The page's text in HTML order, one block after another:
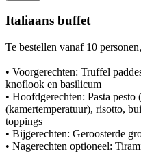
Italiaans buffet
Te bestellen vanaf 10
• Voorgerechten: Truffel
knoflook en basilicum
• Hoofdgerechten: Pasta
(kamertemperatuur), risotto,
toppings
• Bijgerechten: Geroosterde
• Nagerechten optioneel: